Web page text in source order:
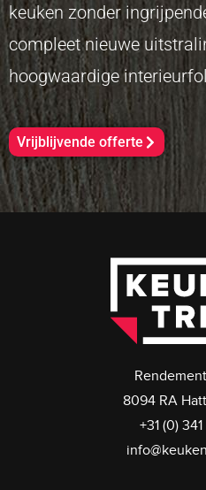
keuken zonder
compleet nieuwe
hoogwaardige
Vrijblijvende offerte
8094 RA
+31 (0)